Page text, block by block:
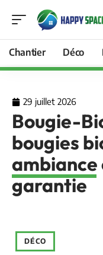
Chantier Déco
29 juillet 2026
Bougie-
bougies
ambiance
garantie
DÉCO